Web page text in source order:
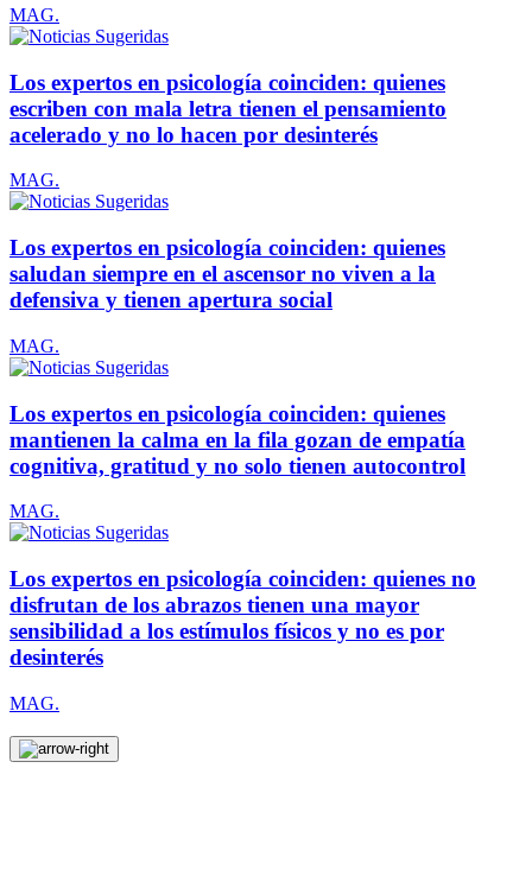
MAG.
Los expertos en psicología coinciden: quienes
escriben con mala letra tienen el pensamiento
acelerado y no lo hacen por desinterés
MAG.
Los expertos en psicología coinciden: quienes
saludan siempre en el ascensor no viven a la
defensiva y tienen apertura social
MAG.
Los expertos en psicología coinciden: quienes
mantienen la calma en la fila gozan de empatía
cognitiva, gratitud y no solo tienen autocontrol
MAG.
Los expertos en psicología coinciden: quienes no
disfrutan de los abrazos tienen una mayor
sensibilidad a los estímulos físicos y no es por
desinterés
MAG.